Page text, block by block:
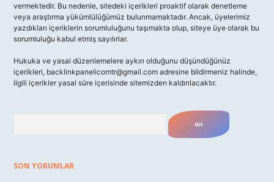
vermektedir. Bu nedenle, sitedeki içerikleri proaktif olarak denetleme
veya araştırma yükümlülüğümüz bulunmamaktadır. Ancak, üyelerimiz
yazdıkları içeriklerin sorumluluğunu taşımakta olup, siteye üye olarak bu
sorumluluğu kabul etmiş sayılırlar.
Hukuka ve yasal düzenlemelere aykırı olduğunu düşündüğünüz
içerikleri, backlinkpanelicomtr@gmail.com adresine bildirmeniz halinde,
ilgili içerikler yasal süre içerisinde sitemizden kaldırılacaktır.
SON YORUMLAR